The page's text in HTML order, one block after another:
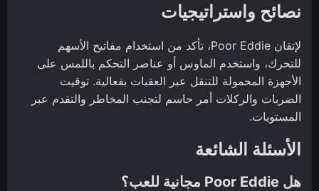
نصائح واستراتيجيات
لإتقان Poor Eddie، تأكد من استخدام مفاتيح الأسهم
للتحرك، واستخدم الماوس أو عناصر التحكم باللمس على
الأجهزة المحمولة للتنقل عبر العقبات بفعالية. توقيت
الضربات والركلات أمر حاسم لتجنب المخاطر والتقدم عبر
المستويات.
الأسئلة الشائعة
هل Poor Eddie مجانية للعب؟